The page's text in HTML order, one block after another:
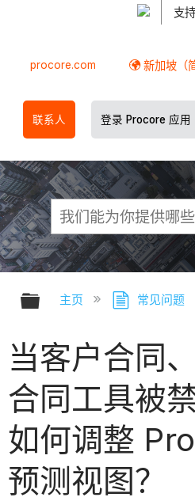
支持
procore.com 新加坡（
联系人 登录 Procore 应用
扩展/隐缩全局层
主页 常见问题
当客户合同
合同工具被
如何调整
预测视图？